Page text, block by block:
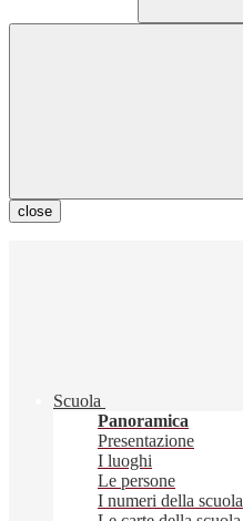
close
Scuola
Panoramica
Presentazione
I luoghi
Le persone
I numeri della scuola